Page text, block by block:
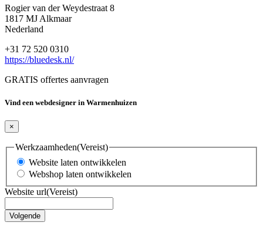
Rogier van der Weydestraat 8
1817 MJ Alkmaar
Nederland
+31 72 520 0310
https://bluedesk.nl/
GRATIS offertes aanvragen
Vind een webdesigner in Warmenhuizen
×
Werkzaamheden(Vereist)
Website laten ontwikkelen
Webshop laten ontwikkelen
Website url(Vereist)